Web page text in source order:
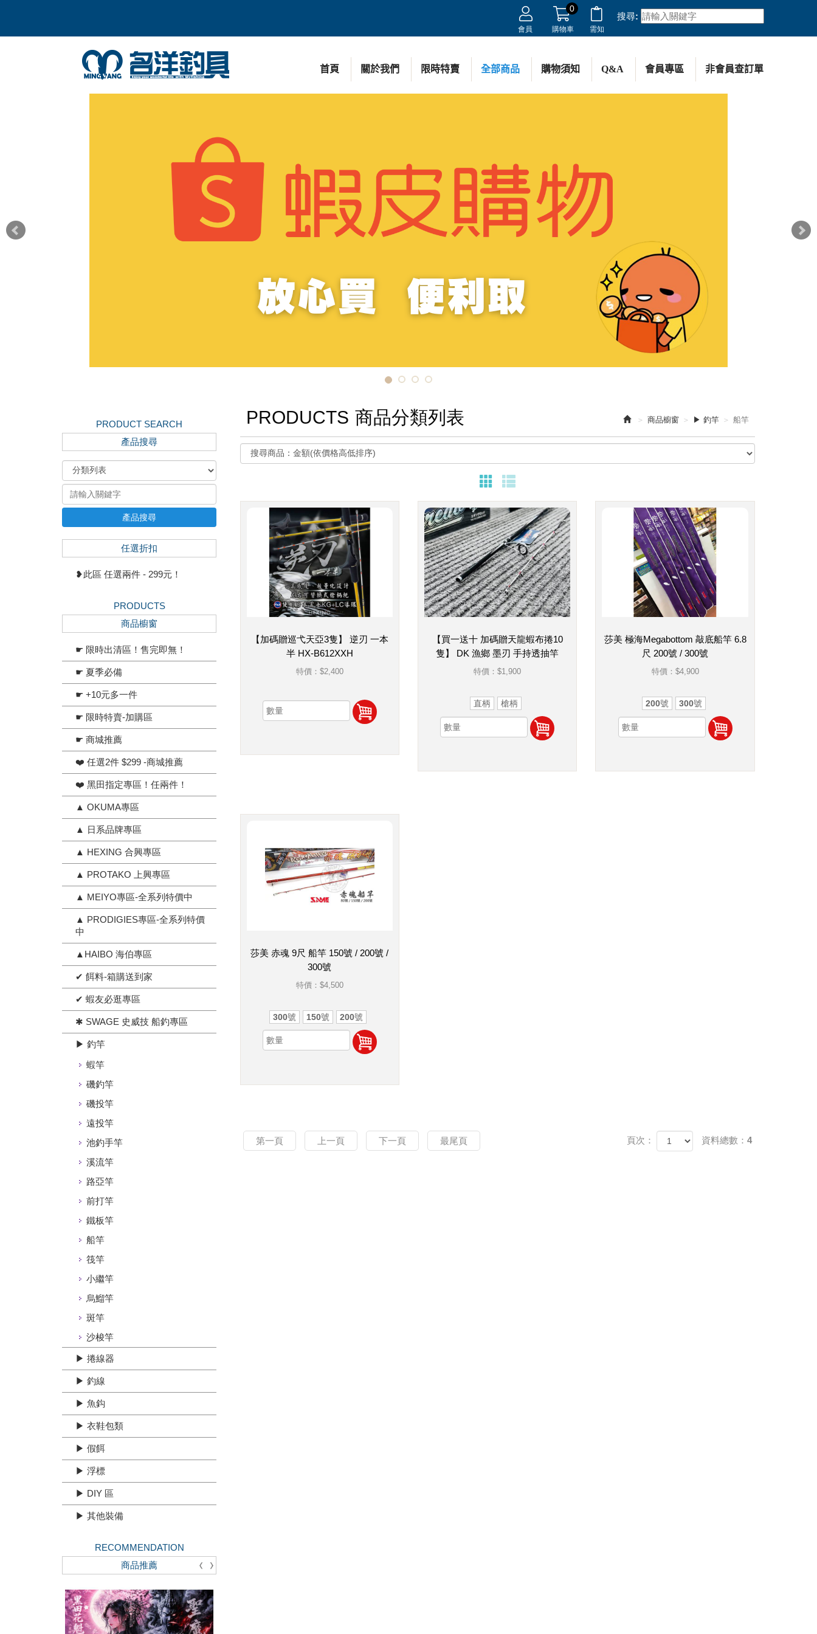
會員 購物車
0
需知
搜尋:
首頁 關於我們 限時特賣 全部商品 購物須知 Q&A 會員專區 非會員查訂單
PRODUCT SEARCH
產品搜尋
產品搜尋
任選折扣
❥此區 任選兩件 - 299元！
PRODUCTS
商品櫥窗
☛ 限時出清區！售完即無！
☛ 夏季必備
☛ +10元多一件
☛ 限時特賣-加購區
☛ 商城推薦
❤️ 任選2件 $299 -商城推薦
❤️ 黑田指定專區！任兩件！
▲ OKUMA專區
▲ 日系品牌專區
▲ HEXING 合興專區
▲ PROTAKO 上興專區
▲ MEIYO專區-全系列特價中
▲ PRODIGIES專區-全系列特價
中
▲HAIBO 海伯專區
✔ 餌料-箱購送到家
✔ 蝦友必逛專區
✱ SWAGE 史威技 船釣專區
▶ 釣竿
蝦竿
磯釣竿
磯投竿
遠投竿
池釣手竿
溪流竿
路亞竿
前打竿
鐵板竿
船竿
筏竿
小繼竿
烏鰡竿
斑竿
沙梭竿
▶ 捲線器
▶ 釣線
▶ 魚鈎
▶ 衣鞋包類
▶ 假餌
▶ 浮標
▶ DIY 區
▶ 其他裝備
RECOMMENDATION
商品推薦
商品櫥窗 ▶ 釣竿 船竿
PRODUCTS 商品分類列表
【加碼贈巡弋天亞3隻】 逆刃 一本
半 HX-B612XXH
特價： $2,400
【買一送十 加碼贈天龍蝦布捲10
隻】 DK 漁鄉 墨刃 手持透抽竿
特價：$1,900
直柄 槍柄
莎美 極海Megabottom 敲底船竿 6.8
尺 200號 / 300號
特價： $4,900
200號 300號
莎美 赤魂 9尺 船竿 150號 / 200號 /
300號
特價： $4,500
300號 150號 200號
第一頁 上一頁 下一頁 最尾頁 頁次： 資料總數：4